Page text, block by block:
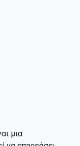
μια